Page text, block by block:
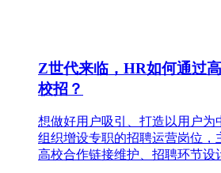
Z世代来临，HR如何通过
校招？
想做好用户吸引、打造以用户为
组织增设专职的招聘运营岗位，
高校合作链接维护、招聘环节设